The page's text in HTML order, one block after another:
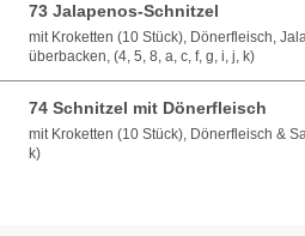
73 Jalapenos-Schnitzel
mit Kroketten (10 Stück), Dönerfleisch,
überbacken, (4, 5, 8, a, c, f, g, i, j, k)
74 Schnitzel mit Dönerfleisch
mit Kroketten (10 Stück), Dönerfleisch &
k)